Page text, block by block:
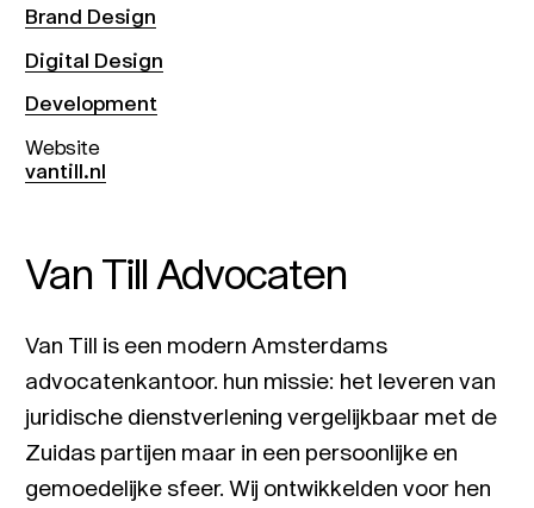
Brand Design
Digital Design
Development
Website
vantill.nl
Van Till Advocaten
Van Till is een modern Amsterdams
advocatenkantoor. hun missie: het leveren van
juridische dienstverlening vergelijkbaar met de
Zuidas partijen maar in een persoonlijke en
gemoedelijke sfeer. Wij ontwikkelden voor hen